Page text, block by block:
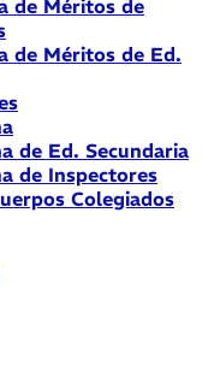
de Méritos de
de Méritos de Ed.
de Ed. Secundaria
de Inspectores
Colegiados